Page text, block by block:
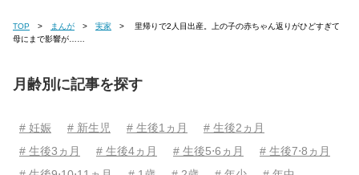
TOP まんが 実家
母にまで影響が……
月齢別に記事を探す
# 妊娠 # 新生児 # 生後1ヵ月
# 生後2ヵ月
# 生後3ヵ月
# 生後4ヵ月 # 生後5⋅6ヵ月
# 生後7⋅8ヵ月